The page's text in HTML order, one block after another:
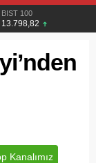
BIST 100
13.798,82
Kanalımız